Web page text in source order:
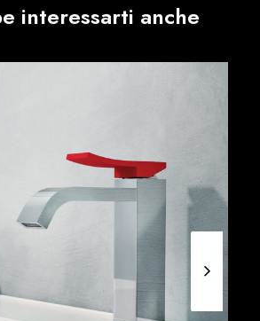
interessarti anche